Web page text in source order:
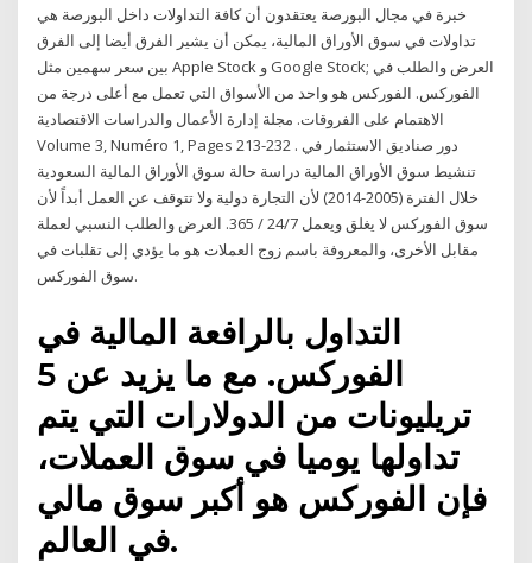
خبرة في مجال البورصة يعتقدون أن كافة التداولات داخل البورصة هي
تداولات في سوق الأوراق المالية، يمكن أن يشير الفرق أيضا إلى الفرق
بين سعر سهمين مثل Apple Stock و Google Stock; العرض والطلب في
الفوركس. الفوركس هو واحد من الأسواق التي تعمل مع أعلى درجة من
الاهتمام على الفروقات. مجلة إدارة الأعمال والدراسات الاقتصادية
Volume 3, Numéro 1, Pages 213-232 . دور صناديق الاستثمار في
تنشيط سوق الأوراق المالية دراسة حالة سوق الأوراق المالية السعودية
خلال الفترة (2005-2014) لأن التجارة دولية ولا تتوقف عن العمل أبداً لأن
سوق الفوركس لا يغلق ويعمل 24/7 / 365. العرض والطلب النسبي لعملة
مقابل الأخرى، والمعروفة باسم زوج العملات هو ما يؤدي إلى تقلبات في
سوق الفوركس.
التداول بالرافعة المالية في
الفوركس. مع ما يزيد عن 5
تريليونات من الدولارات التي يتم
تداولها يوميا في سوق العملات،
فإن الفوركس هو أكبر سوق مالي
في العالم.